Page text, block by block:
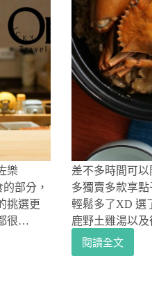
樂
部分，
挑選更
很…
差不多時間可
多獨賣多款享
輕鬆多了XD 選
鹿野土雞湯以
閱讀全文
好